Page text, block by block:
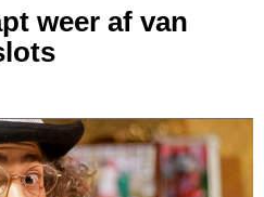
weer af van